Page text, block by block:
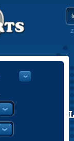
POLISH